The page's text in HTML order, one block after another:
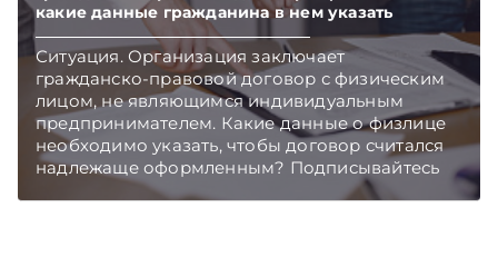
специализирующейся на санкционном праве.
Подписывайтесь на Telegram‑канал и Viber.
Главное об экономике Беларуси — раньше,
чем в новостях TelegramViber
какие данные гражданина в нем указать
Ситуация. Организация заключает
гражданско-правовой договор с физическим
лицом, не являющимся индивидуальным
предпринимателем. Какие данные о физлице
необходимо указать, чтобы договор считался
надлежаще оформленным? Подписывайтесь
на Telegram‑канал и Viber. Главное об